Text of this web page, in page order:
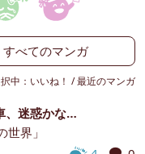
すべてのマンガ
中： いいね！ /最近のマンガ
、迷惑かな…
世界」